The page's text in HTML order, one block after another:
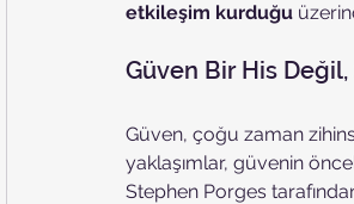
etkileşim kurduğu
Güven Bir His
Güven, çoğu zaman
yaklaşımlar, güvenin
Stephen Porges